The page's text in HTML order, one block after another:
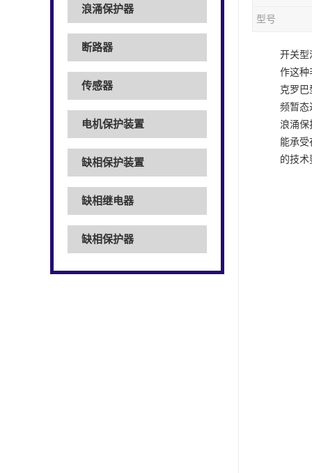
浪涌保护器
断路器
传感器
电机保护装置
缺相保护装置
缺相继电器
缺相保护器
型号
开关型
作这种
克罗巴
频暂态
浪涌保
能承受
的技术